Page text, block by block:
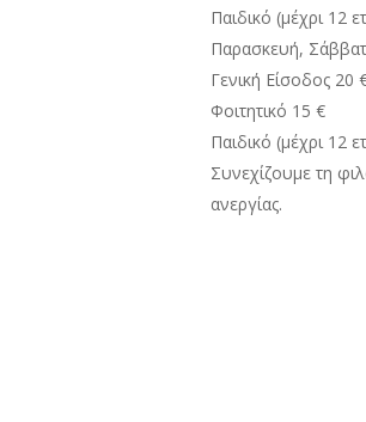
Παιδικό (μέχρι 12
Παρασκευή,
Γενική Είσοδος 20
Φοιτητικό 15 €
Παιδικό (μέχρι 12
Συνεχίζουμε τη
ανεργίας.